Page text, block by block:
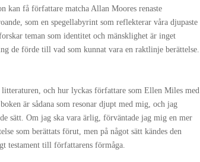
kan få författare matcha Allan Moores renaste
som en spegellabyrint som reflekterar våra djupaste
teman som identitet och mänsklighet är inget
de förde till vad som kunnat vara en raktlinje berättelse.
och hur lyckas författare som Ellen Miles med
är sådana som resonar djupt med mig, och jag
sätt. Om jag ska vara ärlig, förväntade jag mig en mer
som berättats förut, men på något sätt kändes den
testament till författarens förmåga.